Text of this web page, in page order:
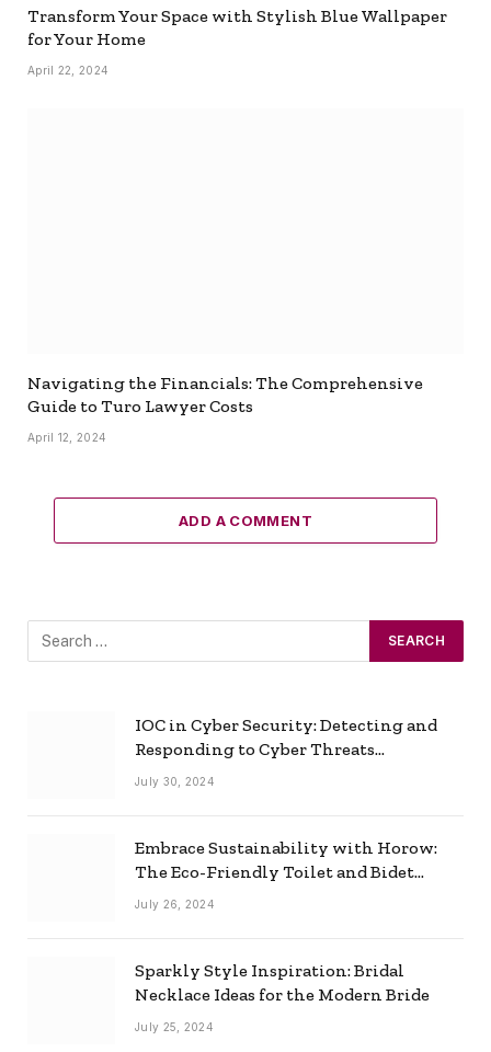
Transform Your Space with Stylish Blue Wallpaper
for Your Home
April 22, 2024
Navigating the Financials: The Comprehensive
Guide to Turo Lawyer Costs
April 12, 2024
ADD A COMMENT
IOC in Cyber Security: Detecting and
Responding to Cyber Threats
Effectively
July 30, 2024
Embrace Sustainability with Horow:
The Eco-Friendly Toilet and Bidet
Combo
July 26, 2024
Sparkly Style Inspiration: Bridal
Necklace Ideas for the Modern Bride
July 25, 2024